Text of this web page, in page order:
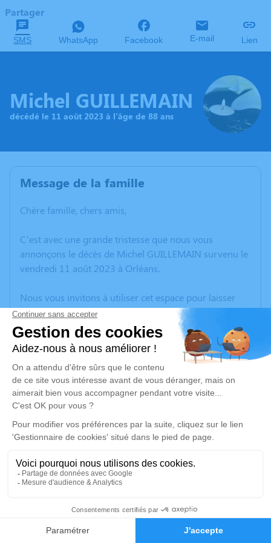
Faire-part Hommages
Partager
SMS WhatsApp Facebook E-mail Lien
Michel GUILLEMAIN
décédé le 11 août 2023 à l'âge de 88 ans
Message de la famille
Chère famille, chers amis,
C’est avec une grande tristesse que nous vous
annonçons le décès de Michel GUILLEMAIN survenu le
vendredi 11 août 2023 à Orléans.
Nous vous invitons à utiliser cet espace pour laisser
vos condoléances, partager des photos souvenirs, une
anecdote ou exprimer vos pensées à travers des
poèmes ou des textes. Cet endroit est un lieu
d'expression dédié à honorer la mémoire de Michel
GUILLEMAIN.
Un service de plantation d’arbre hommage est
disponible ici.
Je rends hommage
Cérémonie religieuse
Église de Culan
18270 Culan